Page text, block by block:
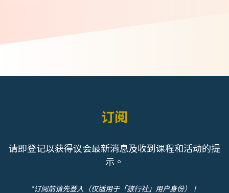
订阅
请即登记以获得议会最新消息及收到课程和活动的提
示。
*订阅前请先登入（仅适用于「旅行社」用户身份）！